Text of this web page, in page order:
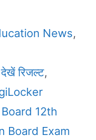
News,
रिजल्ट,
12th
Board Exam